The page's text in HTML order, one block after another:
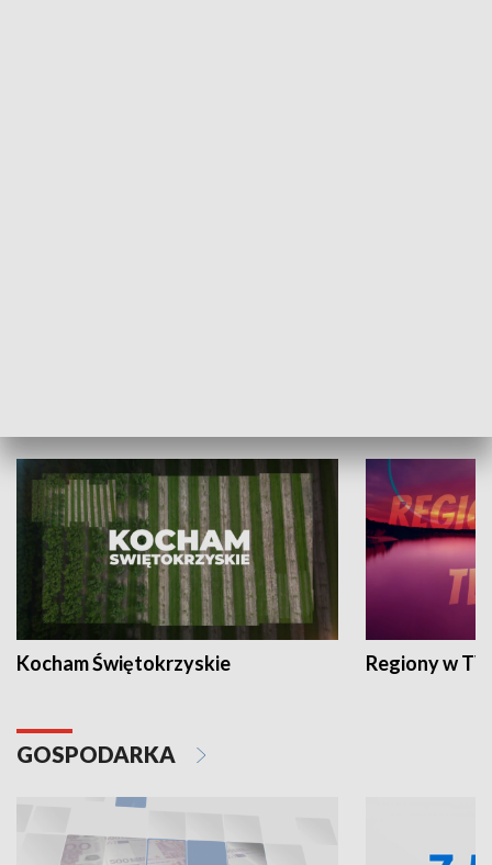
Kocham Świętokrzyskie Regiony w
GOSPODARKA